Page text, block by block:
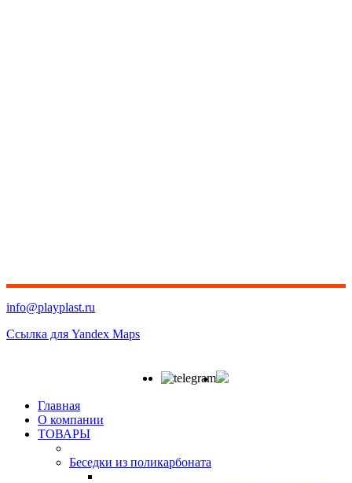
info@playplast.ru
Ссылка для Yandex Maps
Главная
О компании
ТОВАРЫ
Беседки из поликарбоната